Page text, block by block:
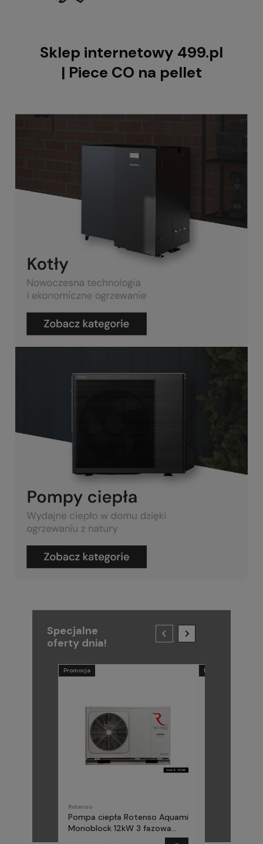
Sklep internetowy 499.pl
| Piece CO na pellet
Specjalne
oferty dnia!
Rotenso
Pompa ciepła Rotenso Aquami
Monoblock 12kW 3 fazowa
Promocja Promocja